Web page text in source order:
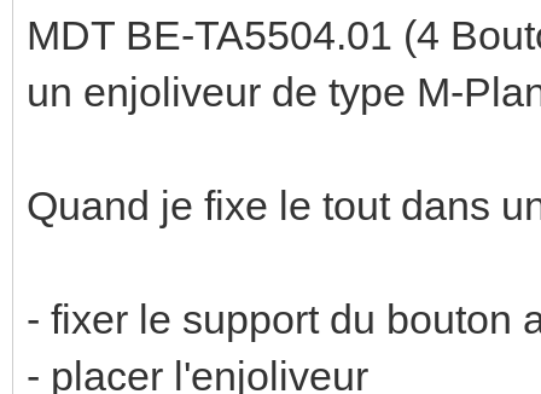
MDT BE-TA5504.01 (4
un enjoliveur de type M-
Quand je fixe le tout dans
- fixer le support du bouton
- placer l'enjoliveur